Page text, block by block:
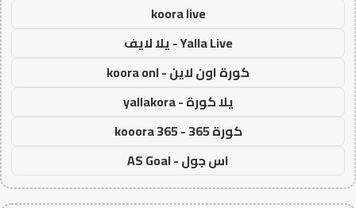
koora live
Yalla Live - يلا لايف
كورة اون لاين - koora onl
يلا كورة - yallakora
كورة 365 - kooora 365
اس جول - AS Goal